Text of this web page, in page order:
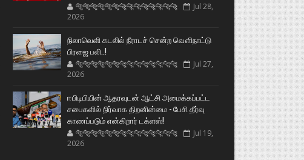
🐅🐅🐅🐅🐅🐅🐆🐆🐆🐆🐆🐆🐆🐆
Jul 28,
2026
நிலாவெளி கடலில் நீராடச் சென்ற வௌிநாட்டு
பிரஜை பலி..!
🐅🐅🐅🐅🐅🐅🐆🐆🐆🐆🐆🐆🐆🐆
Jul 27,
2026
ஈபிடிபியின் ஆதரவுடன் ஆட்சி அமைக்கப்பட்ட
சபைகளில் நிர்வாக திறனின்மை - பேசி தீர்வு
காணப்படும் என்கிறார் டக்ளஸ்!
🐅🐅🐅🐅🐅🐅🐆🐆🐆🐆🐆🐆🐆🐆
Jul 19,
2026